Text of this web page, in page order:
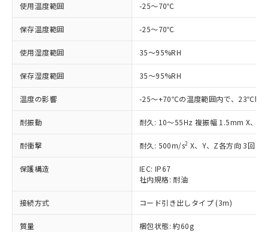
使用温度範囲 -25～70℃
保存温度範囲 -25～70℃
使用湿度範囲 35～95%RH
保存湿度範囲 35～95%RH
温度の影響 -25～+70℃の温度範囲内で、23℃時
耐振動 耐久: 10～55Hz 複振幅 1.5mm X、Y
耐衝撃 耐久: 500m/s2 X、Y、Z各方向 3回
保護構造
IEC: IP67
社内規格: 耐油
接続方式 コード引き出しタイプ (3m)
質量 梱包状態: 約60g
以下の条件をお読みいただき、同意のうえ
ご利用ください。
本サービスは、当社制御機器事業取扱
商品の当社在庫状況および標準価格
(税抜)を提供させていただくもので
※1 対応状況
対応済み：EU RoHS指令（10物質）の
非含有に対応した製品が提供可能な商品で
す。
対応予定：EU RoHS指令（10物質）の非含
有に対応した製品に切り替える予定のある
対応予定なし：EU RoHS指令（10物質）の
非含有に非対応の商品で、対応品を出す予
定はありません。
調査・確認中：EU RoHS指令（10物質）の
非含有の対応状況を調査中または確認中の
商品です。
非該当品：ライセンス料など無形物で、有
※1 中国RoHS○×表
「○」：最大均質材料含有率が中国RoHSの